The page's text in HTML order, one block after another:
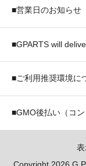
■営業日のお知らせ
■GPARTS will
■ご利用推奨環境に
■GMO後払い（コ